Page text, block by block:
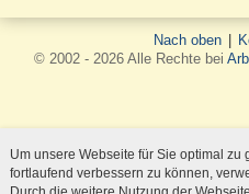
Nach oben
© 2002 - 2026 Alle Rechte bei
Um unsere Webseite für Sie optimal zu
fortlaufend verbessern zu können,